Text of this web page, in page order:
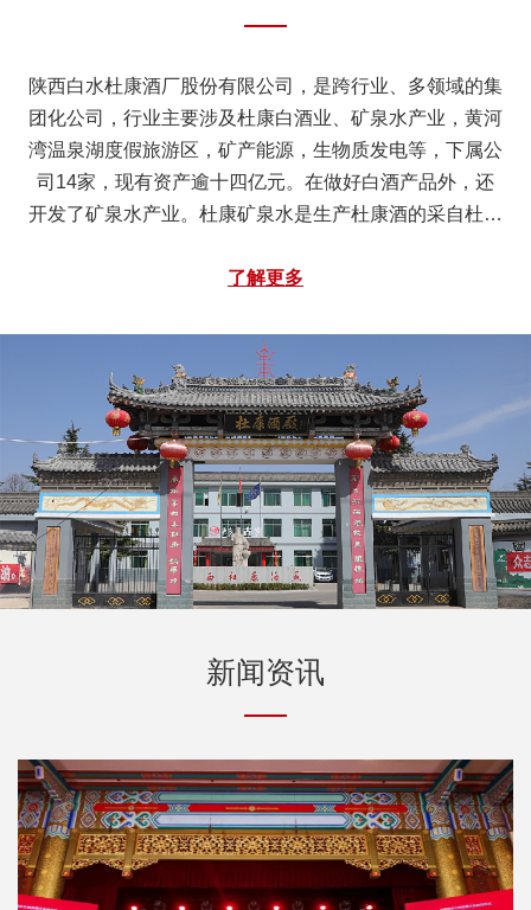
陕西白水杜康酒厂股份有限公司，是跨行业、多领域的集
团化公司，行业主要涉及杜康白酒业、矿泉水产业，黄河
湾温泉湖度假旅游区，矿产能源，生物质发电等，下属公
司14家，现有资产逾十四亿元。在做好白酒产品外，还
开发了矿泉水产业。杜康矿泉水是生产杜康酒的采自杜康
相关手续，矿泉水利用公司现有丰富的网络资源迅速得到
产品领域的同时，也提升了白水杜康的品牌知名度。
了解更多
新闻资讯